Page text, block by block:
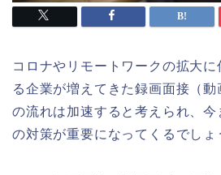
コロナやリモートワークの拡大
る企業が増えてきた録画面接（
の流れは加速すると考えられ、
の対策が重要になってくるでしょ